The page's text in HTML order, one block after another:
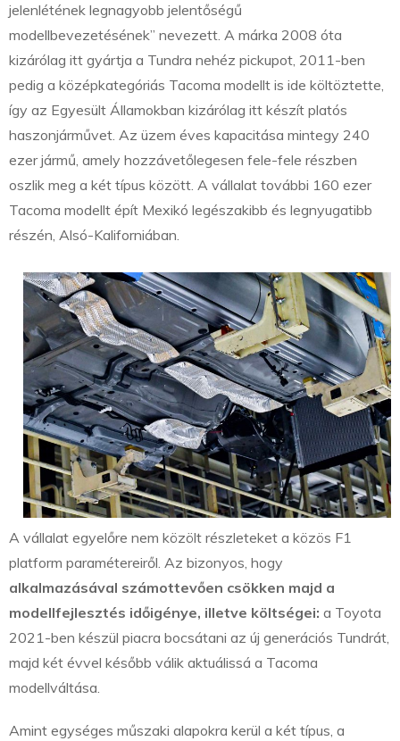
jelenlétének legnagyobb jelentőségű
modellbevezetésének” nevezett. A márka 2008 óta
kizárólag itt gyártja a Tundra nehéz pickupot, 2011-ben
pedig a középkategóriás Tacoma modellt is ide költöztette,
így az Egyesült Államokban kizárólag itt készít platós
haszonjárművet. Az üzem éves kapacitása mintegy 240
ezer jármű, amely hozzávetőlegesen fele-fele részben
oszlik meg a két típus között. A vállalat további 160 ezer
Tacoma modellt épít Mexikó legészakibb és legnyugatibb
részén, Alsó-Kaliforniában.
A vállalat egyelőre nem közölt részleteket a közös F1
platform paramétereiről. Az bizonyos, hogy
alkalmazásával számottevően csökken majd a
modellfejlesztés időigénye, illetve költségei: a Toyota
2021-ben készül piacra bocsátani az új generációs Tundrát,
majd két évvel később válik aktuálissá a Tacoma
modellváltása.
Amint egységes műszaki alapokra kerül a két típus, a